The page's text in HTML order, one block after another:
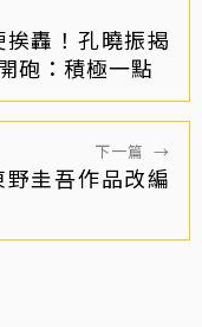
挨轟！孔曉振揭
砲：積極一點
下一篇 →
圭吾作品改編